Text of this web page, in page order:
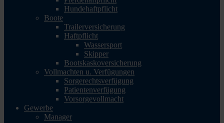
Hundehaftpflicht
Boote
Trailerversicherung
Haftpflicht
Wassersport
Skipper
Bootskaskoversicherung
Vollmachten u. Verfügungen
Sorgerechtsverfügung
Patientenverfügung
Vorsorgevollmacht
Gewerbe
Manager